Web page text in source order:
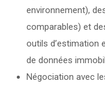
environnement),
comparables) et
outils d’estimation
de données
Négociation avec